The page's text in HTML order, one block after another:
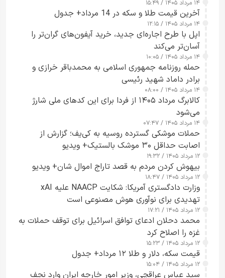
۱۴ مرداد ۱۴۰۵ / ۱۵:۴۹
آخرین قیمت طلا و سکه در 14 مرداد+ جدول
۱۴ مرداد ۱۴۰۵ / ۱۲:۱۵
اپل با طرح اجاره‌ای جدید، خرید آیفون‌های گران‌تر را
آسان‌تر می‌کند
۱۴ مرداد ۱۴۰۵ / ۱۰:۰۵
حمله روزنامه جمهوری اسلامی به محمدباقر خرازی و
برادر داماد شهید رئیسی
۱۴ مرداد ۱۴۰۵ / ۰۸:۰۰
کالابرگ مرداد ۱۴۰۵ از فردا برای این کدهای ملی شارژ
می‌شود
۱۴ مرداد ۱۴۰۵ / ۰۷:۴۷
حملات موشکی گسترده روسیه به کی‌یف؛ گزارش از
اصابت حداقل ۳۰ موشک بالستیک+ ویدیو
۱۲ مرداد ۱۴۰۵ / ۱۹:۳۲
بیهوش کردن مردم به قصد تاراج اموال شان+ ویدیو
۱۲ مرداد ۱۴۰۵ / ۱۸:۴۷
وزارت دادگستری آمریکا: شکایت NAACP علیه xAI
تهدیدی برای نوآوری هوش مصنوعی است
۱۲ مرداد ۱۴۰۵ / ۱۷:۲۱
محمد دحلان ادعای توافق اسرائیل برای توقف حملات به
غزه را اصلاح کرد
۱۲ مرداد ۱۴۰۵ / ۱۵:۲۳
قیمت سکه، دلار و طلا ۱۲ مرداد+ جدول
۱۲ مرداد ۱۴۰۵ / ۱۵:۰۴
سید عباس عراقچی، وزیر امور خارجه ایران وارد نجف